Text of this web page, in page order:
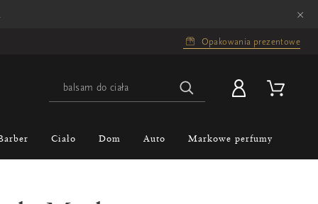
×
Opakowania prezentowe
Ciało Dom Auto Markowe perfumy